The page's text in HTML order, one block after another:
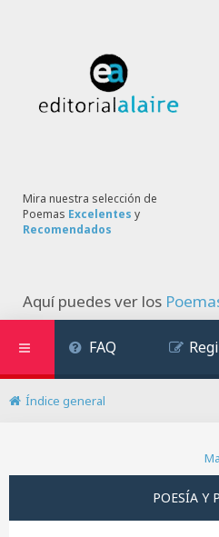
Mira nuestra selección de
Poemas Excelentes y
Recomendados
Aquí puedes ver los
FAQ
Índice general
POESÍA Y